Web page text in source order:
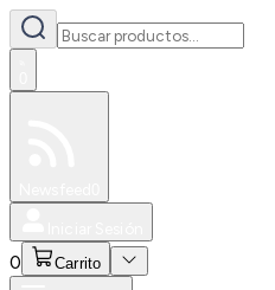
0 Carrito